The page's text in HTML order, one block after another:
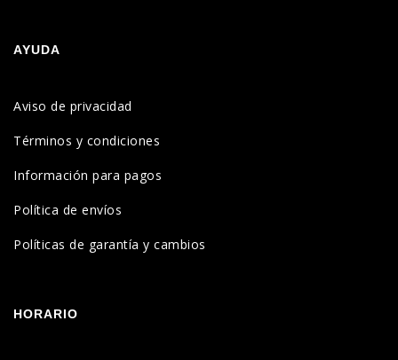
AYUDA
Aviso de privacidad
Términos y condiciones
Información para pagos
Política de envíos
Políticas de garantía y cambios
HORARIO